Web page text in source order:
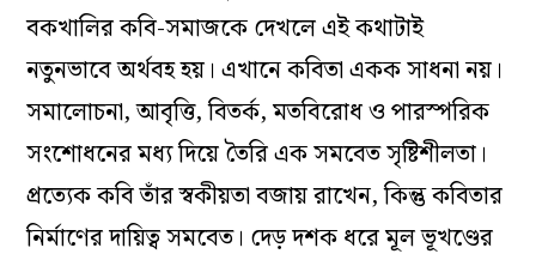
বকখালির কবি-সমাজকে দেখলে এই কথাটাই
নতুনভাবে অর্থবহ হয়। এখানে কবিতা একক সাধনা নয়।
সমালোচনা, আবৃত্তি, বিতর্ক, মতবিরোধ ও পারস্পরিক
সংশোধনের মধ্য দিয়ে তৈরি এক সমবেত সৃষ্টিশীলতা।
প্রত্যেক কবি তাঁর স্বকীয়তা বজায় রাখেন, কিন্তু কবিতার
নির্মাণের দায়িত্ব সমবেত। দেড় দশক ধরে মূল ভূখণ্ডের